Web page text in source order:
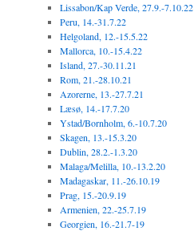
Lissabon/Kap Verde, 27.9.-7.10.22
Peru, 14.-31.7.22
Helgoland, 12.-15.5.22
Mallorca, 10.-15.4.22
Island, 27.-30.11.21
Rom, 21.-28.10.21
Azorerne, 13.-27.7.21
Læsø, 14.-17.7.20
Ystad/Bornholm, 6.-10.7.20
Skagen, 13.-15.3.20
Dublin, 28.2.-1.3.20
Malaga/Melilla, 10.-13.2.20
Madagaskar, 11.-26.10.19
Prag, 15.-20.9.19
Armenien, 22.-25.7.19
Georgien, 16.-21.7-19